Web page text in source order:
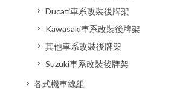
Ducati車系改裝後牌架
Kawasaki車系改裝後牌架
其他車系改裝後牌架
Suzuki車系改裝後牌架
各式機車線組